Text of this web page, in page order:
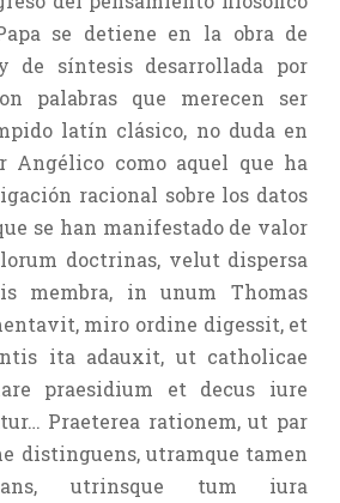
se detiene en la obra de
de síntesis desarrollada por
palabras que merecen ser
latín clásico, no duda en
Angélico como aquel que ha
racional sobre los datos
se han manifestado de valor
doctrinas, velut dispersa
membra, in unum Thomas
miro ordine digessit, et
ita adauxit, ut catholicae
praesidium et decus iure
Praeterea rationem, ut par
distinguens, utramque tamen
utrinsque tum iura